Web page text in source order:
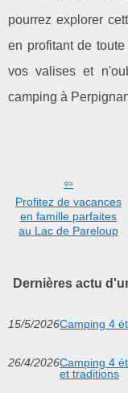
pourrez explorer
en profitant de
vos valises et
camping à
Profitez de vacances
en famille parfaites
au Lac de Pareloup
Dernières actu
15/5/2026Camping 4
26/4/2026Camping 4
et traditions